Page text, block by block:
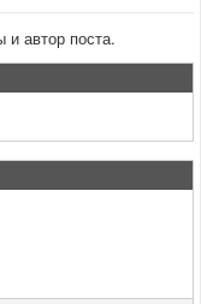
и автор поста.